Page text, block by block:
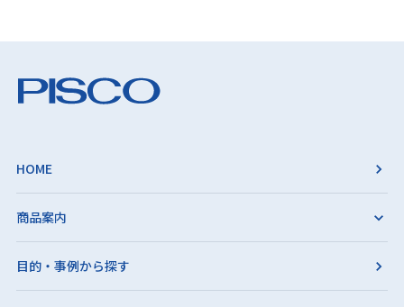
HOME
商品案内
目的・事例から探す